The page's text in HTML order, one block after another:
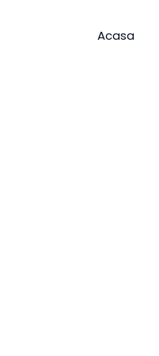
Acasa